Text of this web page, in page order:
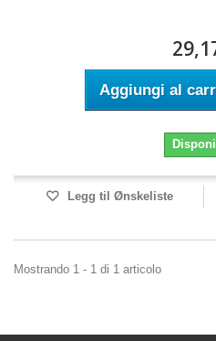
Aggiungi al
Legg til Ønskeliste
Mostrando 1 - 1 di 1 articolo